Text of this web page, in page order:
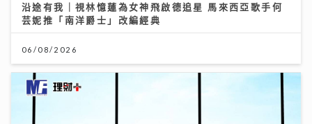
沿途有我｜視林憶蓮為女神飛啟德追星 馬來西亞歌手何
芸妮推「南洋爵士」改編經典
06/08/2026